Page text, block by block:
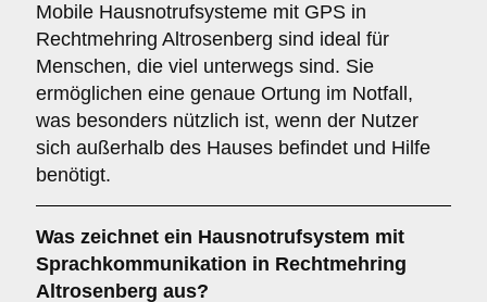
Mobile Hausnotrufsysteme mit GPS in
Rechtmehring Altrosenberg sind ideal für
Menschen, die viel unterwegs sind. Sie
ermöglichen eine genaue Ortung im Notfall,
was besonders nützlich ist, wenn der Nutzer
sich außerhalb des Hauses befindet und Hilfe
benötigt.
Was zeichnet ein Hausnotrufsystem mit
Sprachkommunikation in Rechtmehring
Altrosenberg aus?